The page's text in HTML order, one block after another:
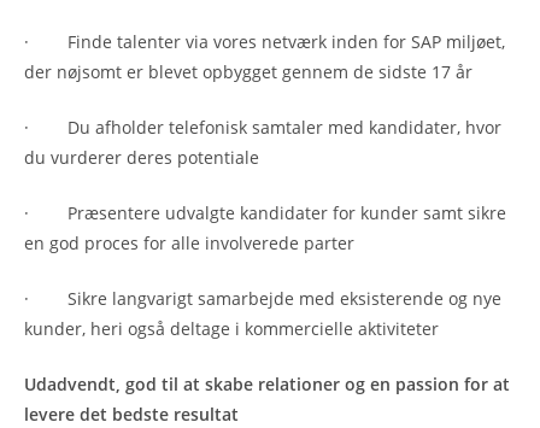
· Finde talenter via vores netværk inden for SAP miljøet,
der nøjsomt er blevet opbygget gennem de sidste 17 år
· Du afholder telefonisk samtaler med kandidater, hvor
du vurderer deres potentiale
· Præsentere udvalgte kandidater for kunder samt sikre
en god proces for alle involverede parter
· Sikre langvarigt samarbejde med eksisterende og nye
kunder, heri også deltage i kommercielle aktiviteter
Udadvendt, god til at skabe relationer og en passion for at
levere det bedste resultat